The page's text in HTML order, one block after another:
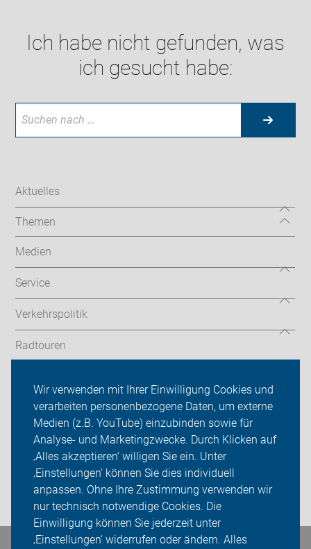
Wir verwenden mit Ihrer Einwilligung Cookies und
verarbeiten personenbezogene Daten, um externe
Medien (z.B. YouTube) einzubinden sowie für
Analyse- und Marketingzwecke. Durch Klicken auf
‚Alles akzeptieren‘ willigen Sie ein. Unter
‚Einstellungen‘ können Sie dies individuell
anpassen. Ohne Ihre Zustimmung verwenden wir
nur technisch notwendige Cookies. Die
Einwilligung können Sie jederzeit unter
‚Einstellungen‘ widerrufen oder ändern. Alles
Ich habe nicht gefunden, was
ich gesucht habe:
Aktuelles
Themen
Medien
Service
Verkehrspolitik
Radtouren
Mitmachen!
Sei dabei
Presse
Login